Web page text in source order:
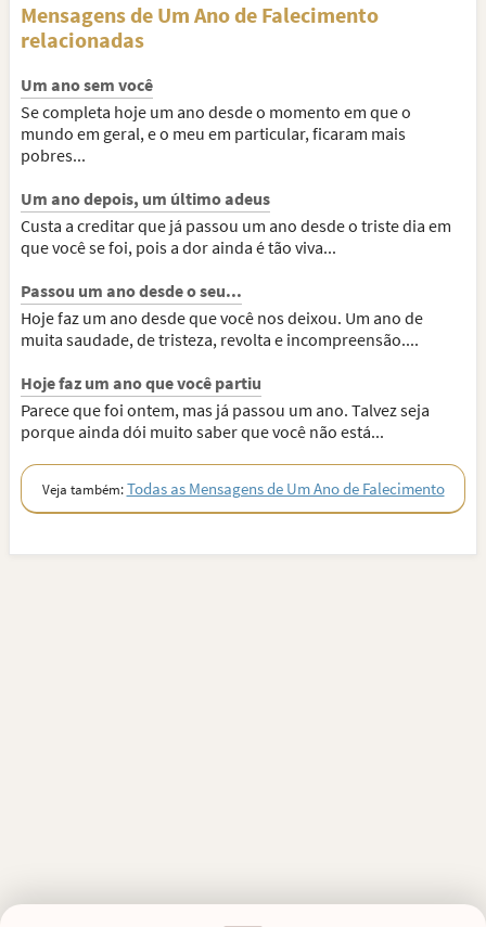
Mensagens de Um Ano de Falecimento
relacionadas
Um ano sem você
Se completa hoje um ano desde o momento em que o
mundo em geral, e o meu em particular, ficaram mais
pobres...
Um ano depois, um último adeus
Custa a creditar que já passou um ano desde o triste dia em
que você se foi, pois a dor ainda é tão viva...
Passou um ano desde o seu...
Hoje faz um ano desde que você nos deixou. Um ano de
muita saudade, de tristeza, revolta e incompreensão....
Hoje faz um ano que você partiu
Parece que foi ontem, mas já passou um ano. Talvez seja
porque ainda dói muito saber que você não está...
Veja também:Todas as Mensagens de Um Ano de Falecimento